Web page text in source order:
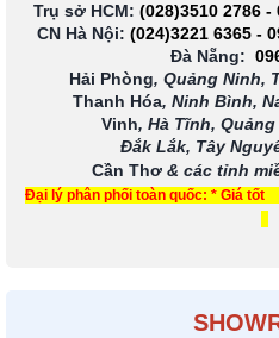
Trụ sở HCM: (028)3510 2786 -
CN Hà Nội: (024)3221 6365 -
Đà Nẵng:
Hải Phòng, Quảng Ninh,
Thanh Hóa, Ninh Bình,
Vinh, Hà Tĩnh,
Đắk Lắk, Tây
Cần Thơ & các tỉnh
Đại lý phân phối toàn quốc: * Giá tốt